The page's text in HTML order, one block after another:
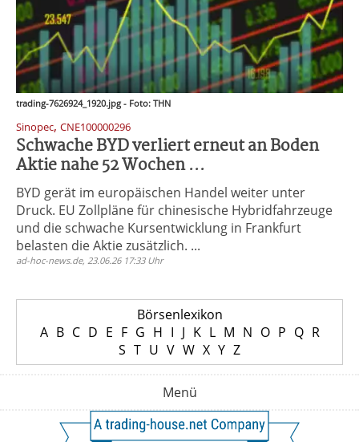
trading-7626924_1920.jpg - Foto: THN
Sinopec, CNE100000296
Schwache BYD verliert erneut an Boden
Aktie nahe 52 Wochen ...
BYD gerät im europäischen Handel weiter unter
Druck. EU Zollpläne für chinesische Hybridfahrzeuge
und die schwache Kursentwicklung in Frankfurt
belasten die Aktie zusätzlich. ...
ad-hoc-news.de, 23.06.26 17:33 Uhr
Börsenlexikon
A B C D E F G H I J K L M N O P Q R
S T U V W X Y Z
Menü